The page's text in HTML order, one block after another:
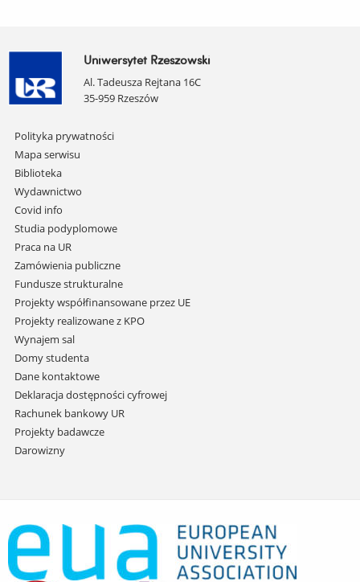
Uniwersytet Rzeszowski
Al. Tadeusza Rejtana 16C
35-959 Rzeszów
Pomiń
nawigację
i
przejdź
do
treści
Polityka prywatności
Mapa serwisu
Biblioteka
Wydawnictwo
Covid info
Studia podyplomowe
Praca na UR
Zamówienia publiczne
Fundusze strukturalne
Projekty współfinansowane przez UE
Projekty realizowane z KPO
Wynajem sal
Domy studenta
Dane kontaktowe
Deklaracja dostępności cyfrowej
Rachunek bankowy UR
Projekty badawcze
Darowizny